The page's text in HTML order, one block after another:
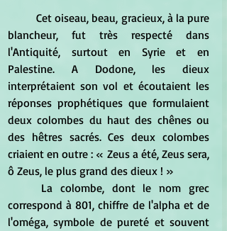
	Cet oiseau, beau, gracieux, à la pure
blancheur, fut très respecté dans
l'Antiquité, surtout en Syrie et en
Palestine. A Dodone, les dieux
interprétaient son vol et écoutaient les
réponses prophétiques que formulaient
deux colombes du haut des chênes ou
des hêtres sacrés. Ces deux colombes
criaient en outre : « Zeus a été, Zeus sera,
ô Zeus, le plus grand des dieux ! »
correspond à 801, chiffre de l'alpha et de
l'oméga, symbole de pureté et souvent